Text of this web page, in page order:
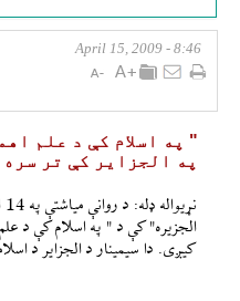
8:46 - April 15, 2009
" په اسلام كې د علم
په الجزاير كې تر
الجزيرہ" كې د " په اسلام كې د
كیږی. دا سيمينار د الجزاير د